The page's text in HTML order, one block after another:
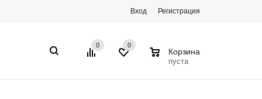
Вход Регистрация
0 0
Корзина
пуста